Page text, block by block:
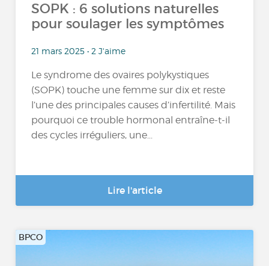
SOPK : 6 solutions naturelles
pour soulager les symptômes
21 mars 2025 • 2 J'aime
Le syndrome des ovaires polykystiques
(SOPK) touche une femme sur dix et reste
l’une des principales causes d’infertilité. Mais
pourquoi ce trouble hormonal entraîne-t-il
des cycles irréguliers, une...
Lire l'article
BPCO